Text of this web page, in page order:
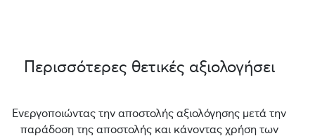
Περισσότερες θετικές αξιολογήσει
Ενεργοποιώντας την αποστολής αξιολόγησης μετά την
παράδοση της αποστολής και κάνοντας χρήση των